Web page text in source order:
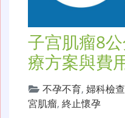
子宫肌瘤8
療方案與費
不孕不育, 婦科檢查
宮肌瘤, 終止懷孕